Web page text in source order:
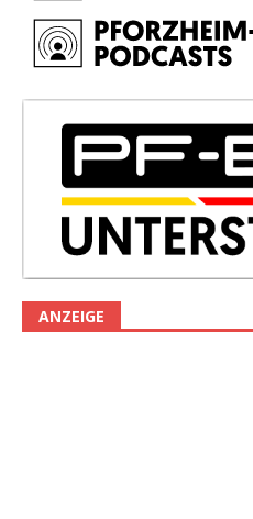
ANZEIGE